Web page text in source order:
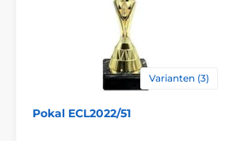
Varianten (3)
Pokal ECL2022/51